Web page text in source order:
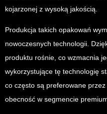
kojarzonej z wysoką jakością.
Produkcja takich opakowań
nowoczesnych technologii.
produktu rośnie, co wzmacnia
wykorzystujące tę technologię
co często są preferowane
obecność w segmencie